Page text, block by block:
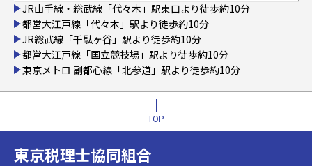
JR山手線・総武線「代々木」駅東口より徒歩約10分
都営大江戸線「代々木」駅より徒歩約10分
JR総武線「千駄ヶ谷」駅より徒歩約10分
都営大江戸線「国立競技場」駅より徒歩約10分
東京メトロ 副都心線「北参道」駅より徒歩約10分
TOP
東京税理士協同組合